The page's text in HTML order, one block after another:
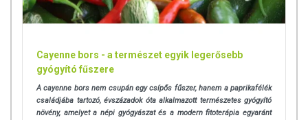
csökkentheti a rossz leheletet.
Egy adag = 5 g
1 adag naponta vagy ízlés szerint
ÖSSZETÉTEL
Cayenne bors - a természet egyik legerősebb
gyógyító fűszere
A cayenne bors nem csupán egy csípős fűszer, hanem a paprikafélék
családjába tartozó, évszázadok óta alkalmazott természetes gyógyító
növény, amelyet a népi gyógyászat és a modern fitoterápia egyaránt